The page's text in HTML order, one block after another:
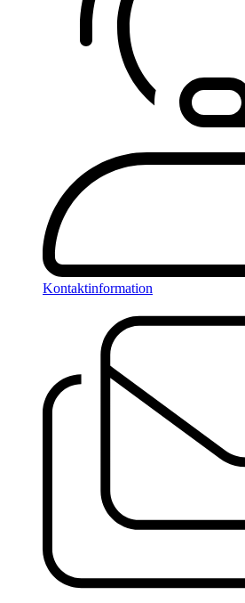
Kontaktinformation